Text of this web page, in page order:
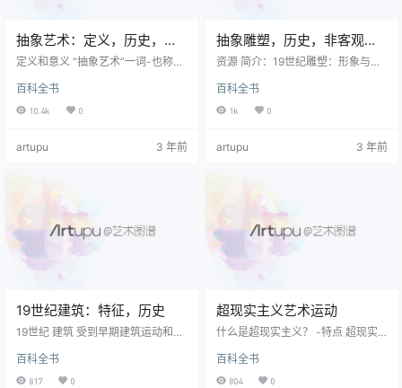
抽象艺术：定义，历史，类
型，特征
定义和意义 “抽象艺术”一词-也称为
表性”，“几何抽象”或“ 具体的艺术
“-对于任何不能描绘可识别的物体或
的，对于抽象艺术的定义，类型或
如，因为没有一幅画可以希望成为
画家所见事物的粗略总结（抽
象），甚至主流评论…
百科全书
10.4k 0
artupu 3 年前
抽象雕塑，历史，非客观艺
术的类型
资源 简介：19世纪雕塑：形象与功
功能性的，并且被大西洋两岸社会
日益增长的唯物主义所主导。 大概
伯特纪念馆 ），事件（例如移民到
味的是，艺术的功能性增长-在19世
纪后期的美国摩天大楼建筑中最为
明显，不需…
百科全书
1k 0
artupu 3 年前
19世纪建筑：特征，历史
19世纪 建筑 受到早期建筑运动和异
应了近代早期的新技术。 希腊，哥
特式和文艺复兴时期设计的复兴与
百科全书
817 0
超现实主义艺术运动
什么是超现实主义？ -特点 超现实
术运动，也是与之相关的最后一项
主要艺术运动。 巴黎高中 ，从那里
百科全书
804 0